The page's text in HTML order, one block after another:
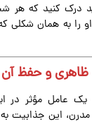
درک کنید که
او را به همان
عامل مؤثر در
این جذابیت